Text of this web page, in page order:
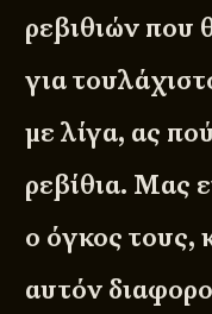
ρεβιθιών που
για
με λίγα, ας
ρεβίθια. Μας
ο όγκος
αυτόν